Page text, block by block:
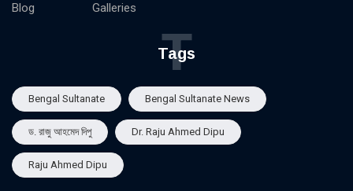
Blog
Galleries
Tags
T
Bengal Sultanate Bengal Sultanate News
ড. রাজু আহমেদ দিপু Dr. Raju Ahmed Dipu
Raju Ahmed Dipu